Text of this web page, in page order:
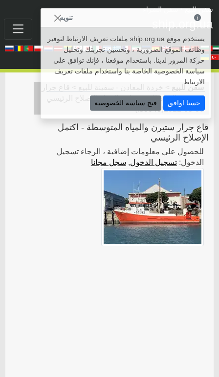
سفن للبيع• سفن الشراء
ship.org.ua
سفن للبيع خردة المعادن - سفينة للبيع
قاع جرار
ستيرن والمياه المتوسطة - اكتمل الإصلاح الرئيسي
(
id8040
) 2022-05-30
قاع جرار ستيرن والمياه المتوسطة - اكتمل
الإصلاح الرئيسي
للحصول على معلومات إضافية ، الرجاء تسجيل
الدخول:تسجيل الدخول, سجل مجانا
تنويه
يستخدم موقع ship.org.ua ملفات تعريف الارتباط لتوفير
وظائف الموقع الضرورية ، وتحسين تجربتك وتحليل
حركة المرور لدينا. باستخدام موقعنا ، فإنك توافق على
سياسة الخصوصية الخاصة بنا واستخدام ملفات تعريف
الارتباط.
حسنا اوافق فتح سياسة الخصوصية